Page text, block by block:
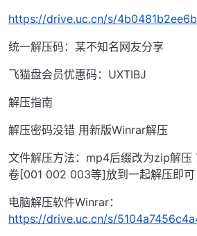
https://drive.uc.cn/s/
统一解压码：某不知名网友分享
飞猫盘会员优惠码：UXTIBJ
解压指南
解压密码没错 用新版Winrar解压
文件解压方法：mp4后缀改为zip解压
卷[001 002 003等]放到一起解压即可
电脑解压软件Winrar：
https://drive.uc.cn/s/